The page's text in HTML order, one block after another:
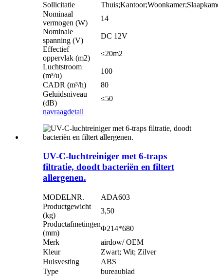
Sollicitatie
Nominaal
vermogen (W)
14
Nominale
spanning (V)
DC 12V
Effectief
oppervlak (m2)
≤20m2
Luchtstroom
(m³/u)
100
CADR (m³/h)
80
Geluidsniveau
(dB)
≤50
navraagdetail
UV-C-luchtreiniger met 6-traps
filtratie, doodt bacteriën en filtert
allergenen.
MODELNR.
ADA603
Productgewicht
(kg)
3,50
Productafmetingen
(mm)
Φ214*680
Merk
airdow/ OEM
Kleur
Zwart; Wit; Zilver
Huisvesting
ABS
Type
bureaublad